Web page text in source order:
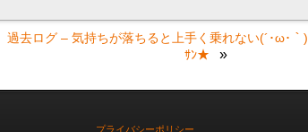
過去ログ – 気持ちが落ちると上手く乗れない(´･ω･｀)
ｻﾝ★
»
プライバシーポリシー